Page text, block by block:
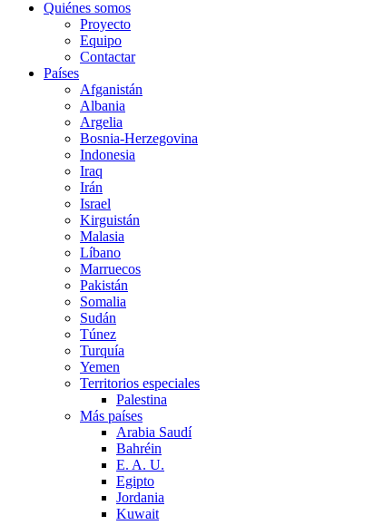
Quiénes somos
Proyecto
Equipo
Contactar
Países
Afganistán
Albania
Argelia
Bosnia-Herzegovina
Indonesia
Iraq
Irán
Israel
Kirguistán
Malasia
Líbano
Marruecos
Pakistán
Somalia
Sudán
Túnez
Turquía
Yemen
Territorios especiales
Palestina
Más países
Arabia Saudí
Bahréin
E. A. U.
Egipto
Jordania
Kuwait